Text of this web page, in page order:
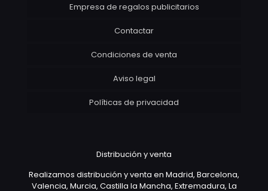
Empresa de regalos publicitarios
Contactar
Condiciones de venta
Aviso legal
Políticas de privacidad
Distribución y venta
Realizamos distribución y venta en Madrid, Barcelona,
Valencia, Murcia, Castilla la Mancha, Extremadura, La